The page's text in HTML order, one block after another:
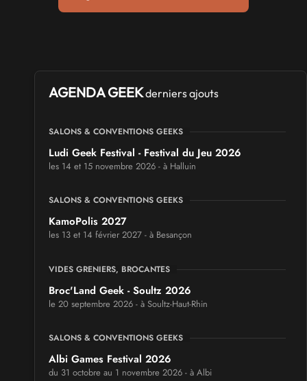
AGENDA GEEKderniers ajouts
SALONS & CONVENTIONS GEEKS
Ludi Geek Festival - Festival du Jeu 2026
les 14 et 15 novembre 2026 - à Halluin
SALONS & CONVENTIONS GEEKS
KamoPolis 2027
les 13 et 14 février 2027 - à Besançon
VIDES GRENIERS, BROCANTES
Broc'Land Geek - Soultz 2026
le 20 septembre 2026 - à Soultz-Haut-Rhin
SALONS & CONVENTIONS GEEKS
Albi Games Festival 2026
du 31 octobre au 1 novembre 2026 - à Albi